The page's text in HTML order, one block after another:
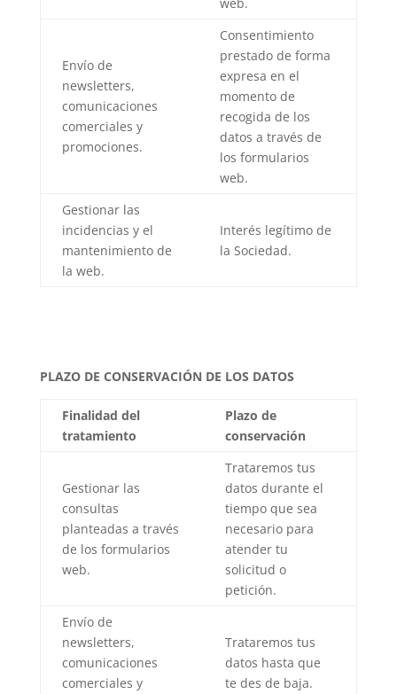
Envío de
newsletters,
comunicaciones
comerciales y
promociones.
Consentimiento
prestado de forma
expresa en el
momento de
recogida de los
datos a través de
los formularios
web.
Gestionar las
incidencias y el
mantenimiento de
la web.
Interés legítimo de
la Sociedad.
PLAZO DE CONSERVACIÓN DE LOS DATOS
Finalidad del
tratamiento
Plazo de
conservación
Gestionar las
consultas
planteadas a través
de los formularios
web.
Trataremos tus
datos durante el
tiempo que sea
necesario para
atender tu
solicitud o
petición.
Envío de
newsletters,
comunicaciones
comerciales y
Trataremos tus
datos hasta que
te des de baja.